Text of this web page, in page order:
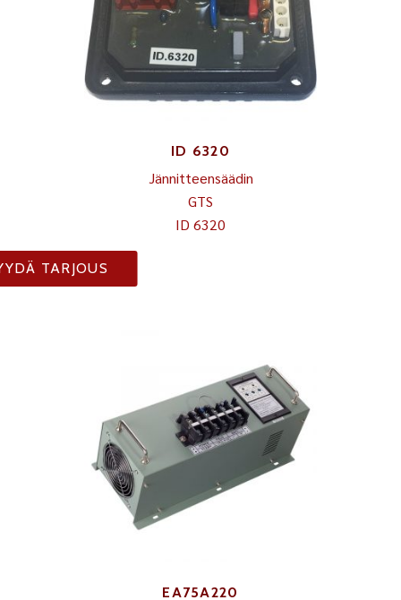
ID 6320
Jännitteensäädin
GTS
ID 6320
TARJOUS
EA75A220